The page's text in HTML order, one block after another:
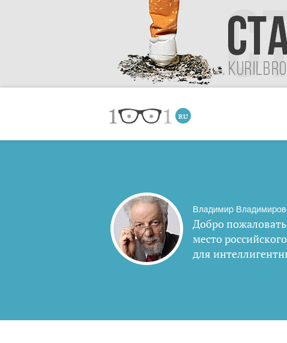
Владимир
Добро
место
для